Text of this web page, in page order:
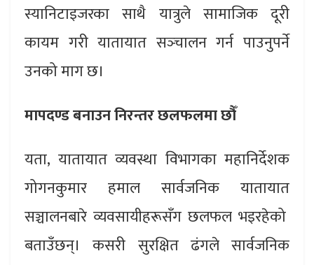
स्यानिटाइजरका साथै यात्रुले सामाजिक दूरी
कायम गरी यातायात सञ्‍चालन गर्न पाउनुपर्ने
उनको माग छ।
मापदण्ड बनाउन निरन्तर छलफलमा छौँ
यता, यातायात व्यवस्था विभागका महानिर्देशक
गोगनकुमार हमाल सार्वजनिक यातायात
सञ्चालनबारे व्यवसायीहरूसँग छलफल भइरहेको
बताउँछन्। कसरी सुरक्षित ढंगले सार्वजनिक